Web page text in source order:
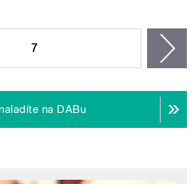
7
na DABu